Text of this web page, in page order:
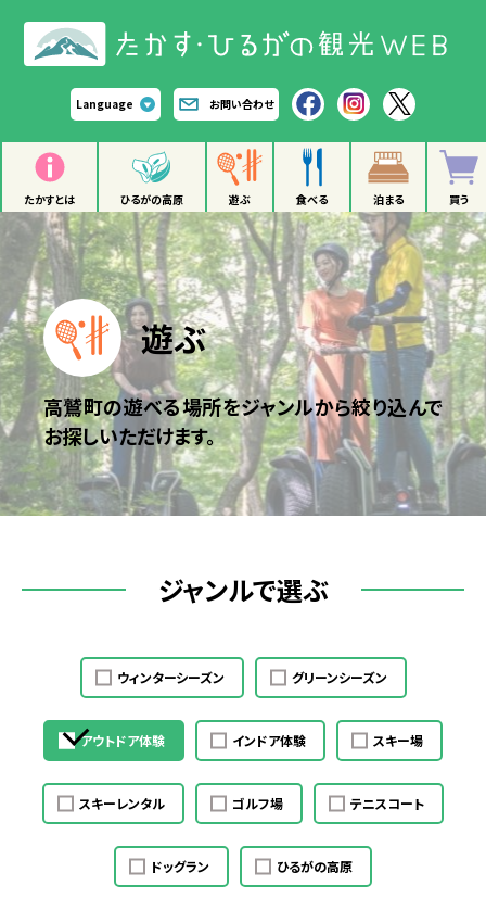
Language お問い合わせ
たかすとは ひるがの高原 遊ぶ 食べる 泊まる 買う
遊ぶ
高鷲町の遊べる場所をジャンルから絞り込んで
お探しいただけます。
ジャンルで選ぶ
ウィンターシーズン グリーンシーズン
アウトドア体験 インドア体験 スキー場
スキーレンタル ゴルフ場 テニスコート
ドッグラン ひるがの高原